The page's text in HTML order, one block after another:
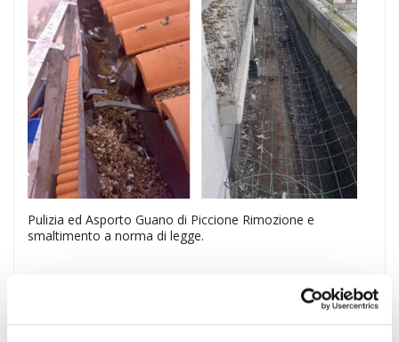
Pulizia ed Asporto Guano di Piccione Rimozione e
smaltimento a norma di legge.